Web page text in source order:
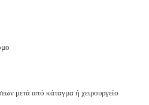
μετά από κάταγμα ή χειρουργείο